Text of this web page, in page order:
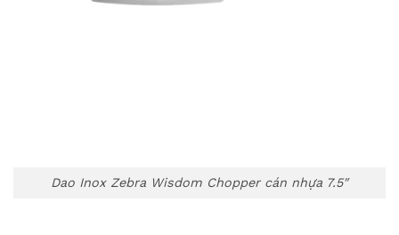
Dao Inox Zebra Wisdom Chopper cán nhựa 7.5″